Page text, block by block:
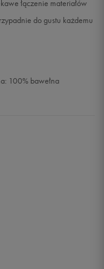
łączenie materiałów
do gustu każdemu
100% bawełna